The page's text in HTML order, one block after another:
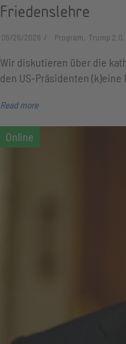
Friedenslehre
05/26/2026 Program, Trump
Wir diskutieren über die
den US-Präsidenten (k)eine
Read more